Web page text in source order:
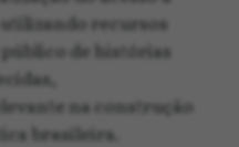
recursos
de histórias
na construção
brasileira.